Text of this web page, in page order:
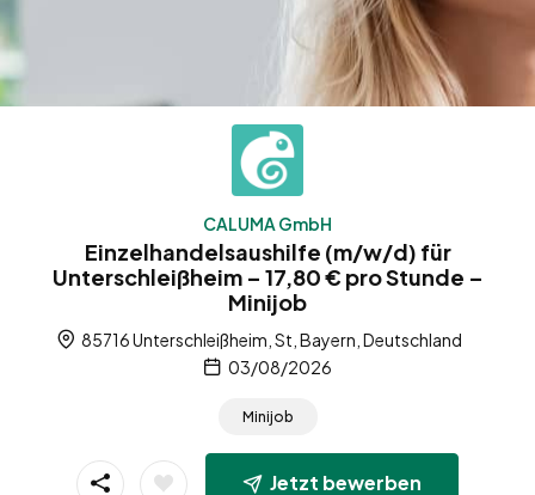
CALUMA GmbH
Einzelhandelsaushilfe (m/w/d) für
Unterschleißheim – 17,80 € pro Stunde –
Minijob
85716 Unterschleißheim, St, Bayern, Deutschland
03/08/2026
Minijob
Jetzt bewerben